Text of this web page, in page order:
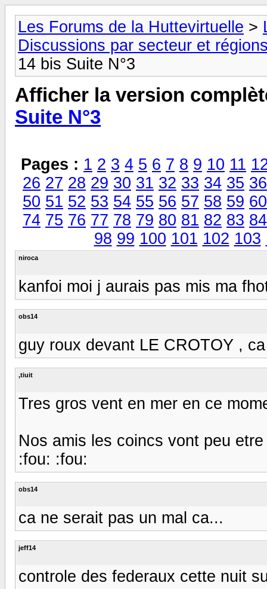
Les Forums de la Huttevirtuelle >
Discussions par secteur et
14 bis Suite N°3
Afficher la version
Suite N°3
Pages : 1 2 3 4 5 6 7 8 9 10 11
26 27 28 29 30 31 32 33 34 35 36
50 51 52 53 54 55 56 57 58 59 60
74 75 76 77 78 79 80 81 82 83 84
98 99 100 101 102 103
niroca
kanfoi moi j aurais pas mis ma
obs14
guy roux devant LE CROTOY ,
,tiuit
Tres gros vent en mer en ce
Nos amis les coincs vont peu
:fou: :fou:
obs14
ca ne serait pas un mal ca...
jeff14
controle des federaux cette nuit